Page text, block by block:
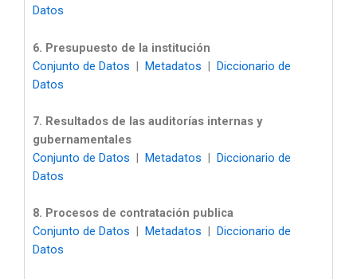
Datos
6. Presupuesto de la institución
Conjunto de Datos | Metadatos | Diccionario de
Datos
7. Resultados de las auditorías internas y
gubernamentales
Conjunto de Datos | Metadatos | Diccionario de
Datos
8. Procesos de contratación publica
Conjunto de Datos | Metadatos | Diccionario de
Datos